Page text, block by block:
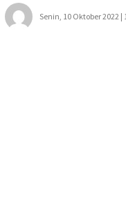
Senin, 10 Oktober 2022 |